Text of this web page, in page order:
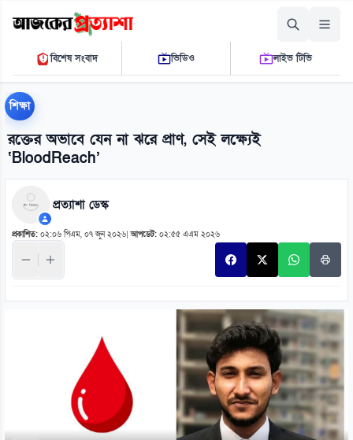
বৃহস্পতিবার, ০৬ আগস্ট ২০২৬
০১ ৩৯ ২১ পি.এম.THE DAILY AJKER PROTTASHA
বিশেষ সংবাদ ভিডিও লাইভ টিভি
শিক্ষা
রক্তের অভাবে যেন না ঝরে প্রাণ, সেই লক্ষ্যেই
‘BloodReach’
প্রত্যাশা ডেস্ক
প্রকাশিত: ০২:০৬ পিএম, ০৭ জুন ২০২৬ |আপডেট: ০২:৫৫ এএম ২০২৬